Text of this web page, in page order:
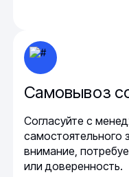
Самовывоз
Согласуйте с
самостоятельного
внимание,
или доверенность.